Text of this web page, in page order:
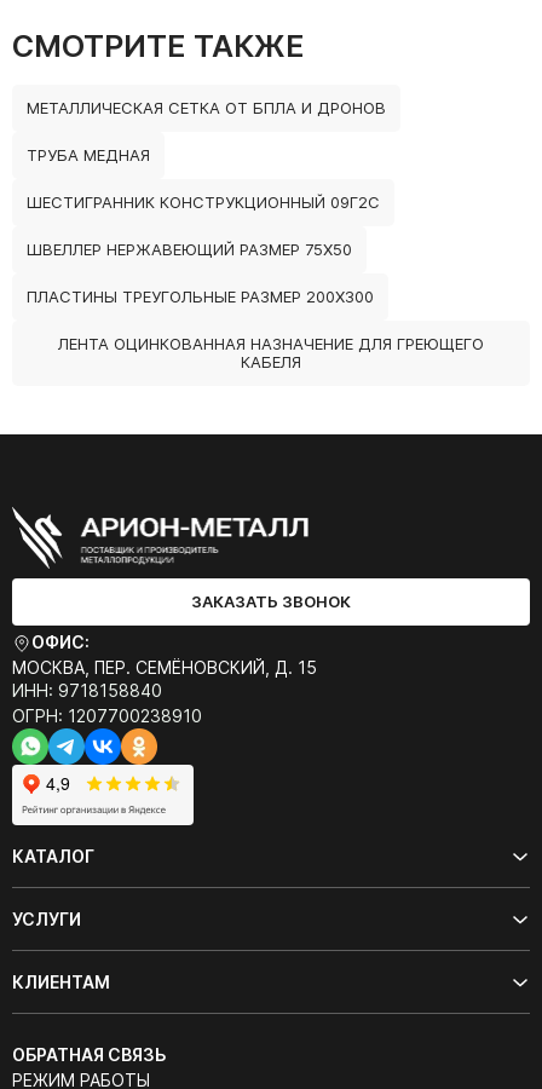
СМОТРИТЕ ТАКЖЕ
МЕТАЛЛИЧЕСКАЯ СЕТКА ОТ БПЛА И ДРОНОВ
ТРУБА МЕДНАЯ
ШЕСТИГРАННИК КОНСТРУКЦИОННЫЙ 09Г2С
ШВЕЛЛЕР НЕРЖАВЕЮЩИЙ РАЗМЕР 75Х50
ПЛАСТИНЫ ТРЕУГОЛЬНЫЕ РАЗМЕР 200Х300
ЛЕНТА ОЦИНКОВАННАЯ НАЗНАЧЕНИЕ ДЛЯ ГРЕЮЩЕГО
КАБЕЛЯ
ЗАКАЗАТЬ ЗВОНОК
ОФИС:
МОСКВА, ПЕР. СЕМЁНОВСКИЙ, Д. 15
ИНН: 9718158840
ОГРН: 1207700238910
КАТАЛОГ
УСЛУГИ
КЛИЕНТАМ
ОБРАТНАЯ СВЯЗЬ
РЕЖИМ РАБОТЫ